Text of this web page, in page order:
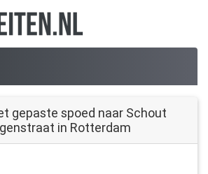
gepaste spoed naar Schout
in Rotterdam